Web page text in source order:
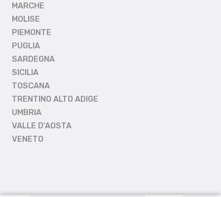
MARCHE
MOLISE
PIEMONTE
PUGLIA
SARDEGNA
SICILIA
TOSCANA
TRENTINO ALTO ADIGE
UMBRIA
VALLE D'AOSTA
VENETO